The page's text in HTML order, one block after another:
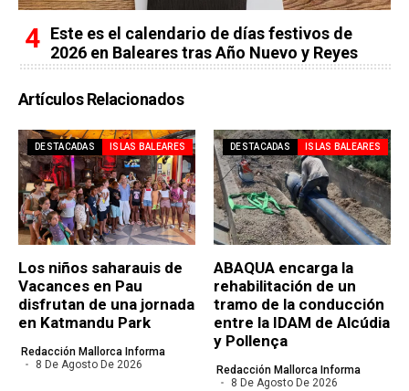
Este es el calendario de días festivos de
2026 en Baleares tras Año Nuevo y Reyes
Artículos Relacionados
DESTACADAS ISLAS BALEARES
Los niños saharauis de
Vacances en Pau
disfrutan de una jornada
en Katmandu Park
Redacción Mallorca Informa
8 De Agosto De 2026
DESTACADAS ISLAS BALEARES
ABAQUA encarga la
rehabilitación de un
tramo de la conducción
entre la IDAM de Alcúdia
y Pollença
Redacción Mallorca Informa
8 De Agosto De 2026